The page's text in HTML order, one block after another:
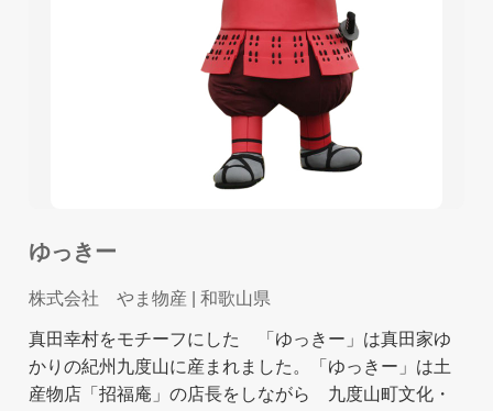
ゆっきー
株式会社 やま物産 | 和歌山県
真田幸村をモチーフにした 「ゆっきー」は真田家ゆ
かりの紀州九度山に産まれました。「ゆっきー」は土
産物店「招福庵」の店長をしながら 九度山町文化・